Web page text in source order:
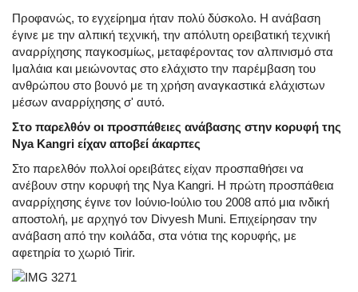
Προφανώς, το εγχείρημα ήταν πολύ δύσκολο. Η ανάβαση
έγινε με την αλπική τεχνική, την απόλυτη ορειβατική τεχνική
αναρρίχησης παγκοσμίως, μεταφέροντας τον αλπινισμό στα
Ιμαλάια και μειώνοντας στο ελάχιστο την παρέμβαση του
ανθρώπου στο βουνό με τη χρήση αναγκαστικά ελάχιστων
μέσων αναρρίχησης σ' αυτό.
Στο παρελθόν οι προσπάθειες ανάβασης στην κορυφή της
Nya Kangri είχαν αποβεί άκαρπες
Στο παρελθόν πολλοί ορειβάτες είχαν προσπαθήσει να
ανέβουν στην κορυφή της Nya Kangri. H πρώτη προσπάθεια
αναρρίχησης έγινε τον Ιούνιο-Ιούλιο του 2008 από μια ινδική
αποστολή, με αρχηγό τον Divyesh Muni. Επιχείρησαν την
ανάβαση από την κοιλάδα, στα νότια της κορυφής, με
αφετηρία το χωριό Tirir.